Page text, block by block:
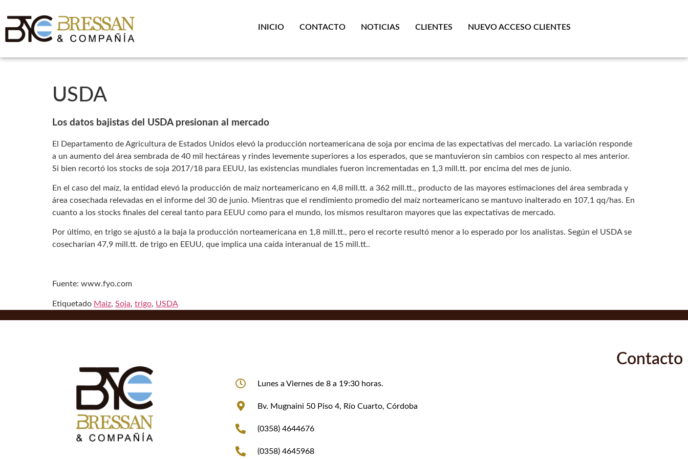
INICIO CONTACTO NOTICIAS CLIENTES NUEVO ACCESO CLIENTES
USDA
Los datos bajistas del USDA presionan al mercado
El Departamento de Agricultura de Estados Unidos elevó la producción norteamericana de soja por encima de las expectativas del mercado. La variación responde
a un aumento del área sembrada de 40 mil hectáreas y rindes levemente superiores a los esperados, que se mantuvieron sin cambios con respecto al mes anterior.
Si bien recortó los stocks de soja 2017/18 para EEUU, las existencias mundiales fueron incrementadas en 1,3 mill.tt. por encima del mes de junio.
En el caso del maíz, la entidad elevó la producción de maíz norteamericano en 4,8 mill.tt. a 362 mill.tt., producto de las mayores estimaciones del área sembrada y
área cosechada relevadas en el informe del 30 de junio. Mientras que el rendimiento promedio del maíz norteamericano se mantuvo inalterado en 107,1 qq/has. En
cuanto a los stocks finales del cereal tanto para EEUU como para el mundo, los mismos resultaron mayores que las expectativas de mercado.
Por último, en trigo se ajustó a la baja la producción norteamericana en 1,8 mill.tt., pero el recorte resultó menor a lo esperado por los analistas. Según el USDA se
cosecharían 47,9 mill.tt. de trigo en EEUU, que implica una caída interanual de 15 mill.tt..
Fuente: www.fyo.com
Etiquetado Maiz, Soja, trigo, USDA
Contacto
Lunes a Viernes de 8 a 19:30 horas.
Bv. Mugnaini 50 Piso 4, Río Cuarto, Córdoba
(0358) 4644676
(0358) 4645968